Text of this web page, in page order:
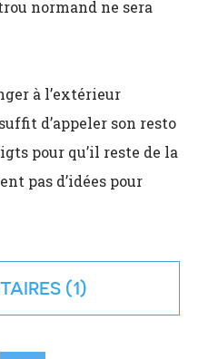
normand ne sera
à l’extérieur
d’appeler son resto
pour qu’il reste de la
pas d’idées pour